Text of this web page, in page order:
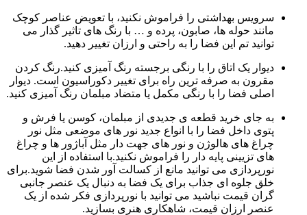
سرویس بهداشتی را فراموش نکنید، با تعویض عناصر کوچک
مانند حوله ها، صابون، پرده و … با رنگ های تاثیر گذار می
توانید تم این فضا را به راحتی و ارزان تغییر دهید.
دیوار یک اتاق را با رنگی برجسته رنگ آمیزی کنید.رنگ کردن
مقرون به صرفه ترین راه برای تغییر دکوراسیون است. دیوار
اصلی فضا را با رنگی مکمل یا متضاد مبلمان رنگ آمیزی کنید.
به جای خرید قطعه ی جدیدی از مبلمان، کوسن یا فرش و
پتوی داخل فضا را با انواع جدید نور های موضعی مثل نور
چراغ های هالوژن و نور های جهت دار مثل آباژور ها و چراغ
های تزیینی پایه دار را فراموش نکنید.با استفاده از این
نورپردازی می توانید مانع از کسالت آور شدن فضا شوید.برای
خلق جلوه ای جذاب برای یک فضا به دنبال یک عنصر جانبی
گران قیمت نباشید می توانید با نورپردازی فکر شده از یک
عنصر ارزان قیمت، شاهکاری هنری بسازید.